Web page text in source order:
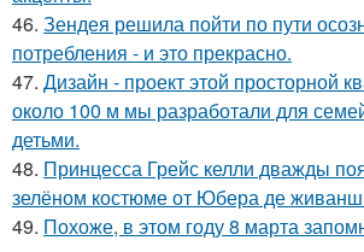
46. Зендея решила пойти по пути
потребления - и это прекрасно.
47. Дизайн - проект этой просторной
около 100 м мы разработали для
детьми.
48. Принцесса Грейс келли дважды
зелёном костюме от Юбера де
49. Похоже, в этом году 8 марта